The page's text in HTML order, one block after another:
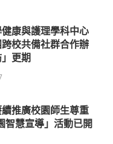
健康與護理學科中心
校共備社群合作辦
更期
續推廣校園師生尊重
智慧宣導」活動已開